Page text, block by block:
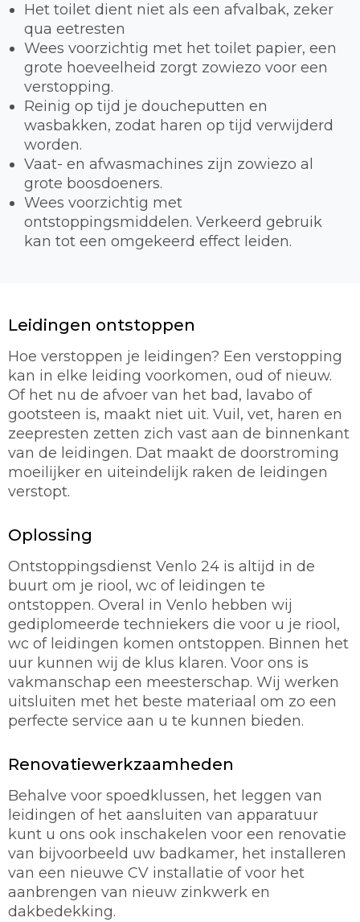
Het toilet dient niet als een afvalbak, zeker
qua eetresten
Wees voorzichtig met het toilet papier, een
grote hoeveelheid zorgt zowiezo voor een
verstopping.
Reinig op tijd je doucheputten en
wasbakken, zodat haren op tijd verwijderd
worden.
Vaat- en afwasmachines zijn zowiezo al
grote boosdoeners.
Wees voorzichtig met
ontstoppingsmiddelen. Verkeerd gebruik
kan tot een omgekeerd effect leiden.
Leidingen ontstoppen
Hoe verstoppen je leidingen? Een verstopping
kan in elke leiding voorkomen, oud of nieuw.
Of het nu de afvoer van het bad, lavabo of
gootsteen is, maakt niet uit. Vuil, vet, haren en
zeepresten zetten zich vast aan de binnenkant
van de leidingen. Dat maakt de doorstroming
moeilijker en uiteindelijk raken de leidingen
verstopt.
Oplossing
Ontstoppingsdienst Venlo 24 is altijd in de
buurt om je riool, wc of leidingen te
ontstoppen. Overal in Venlo hebben wij
gediplomeerde techniekers die voor u je riool,
wc of leidingen komen ontstoppen. Binnen het
uur kunnen wij de klus klaren. Voor ons is
vakmanschap een meesterschap. Wij werken
uitsluiten met het beste materiaal om zo een
perfecte service aan u te kunnen bieden.
Renovatiewerkzaamheden
Behalve voor spoedklussen, het leggen van
leidingen of het aansluiten van apparatuur
kunt u ons ook inschakelen voor een renovatie
van bijvoorbeeld uw badkamer, het installeren
van een nieuwe CV installatie of voor het
aanbrengen van nieuw zinkwerk en
dakbedekking.